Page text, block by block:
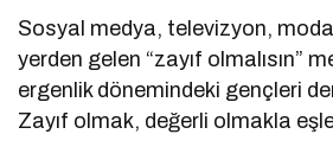
Sosyal medya, televizyon,
yerden gelen “zayıf olmalısın”
ergenlik dönemindeki gençleri
Zayıf olmak, değerli olmakla